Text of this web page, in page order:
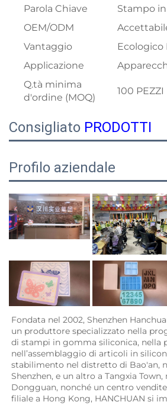
Parola Chiave
Stampo
OEM/ODM
Vantaggio
Ecologico
Applicazione
Q.tà minima
d'ordine (MOQ)
100 PEZZI
Consigliato PRODOTTI
Profilo aziendale
Fondata nel 2002, Shenzhen
un produttore specializzato nella
di stampi in gomma siliconica, nella
nell’assemblaggio di articoli in
stabilimento nel distretto di Bao'an,
Shenzhen, e un altro a Tangxia
Dongguan, nonché un centro vendite
filiale a Hong Kong, HANCHUAN si